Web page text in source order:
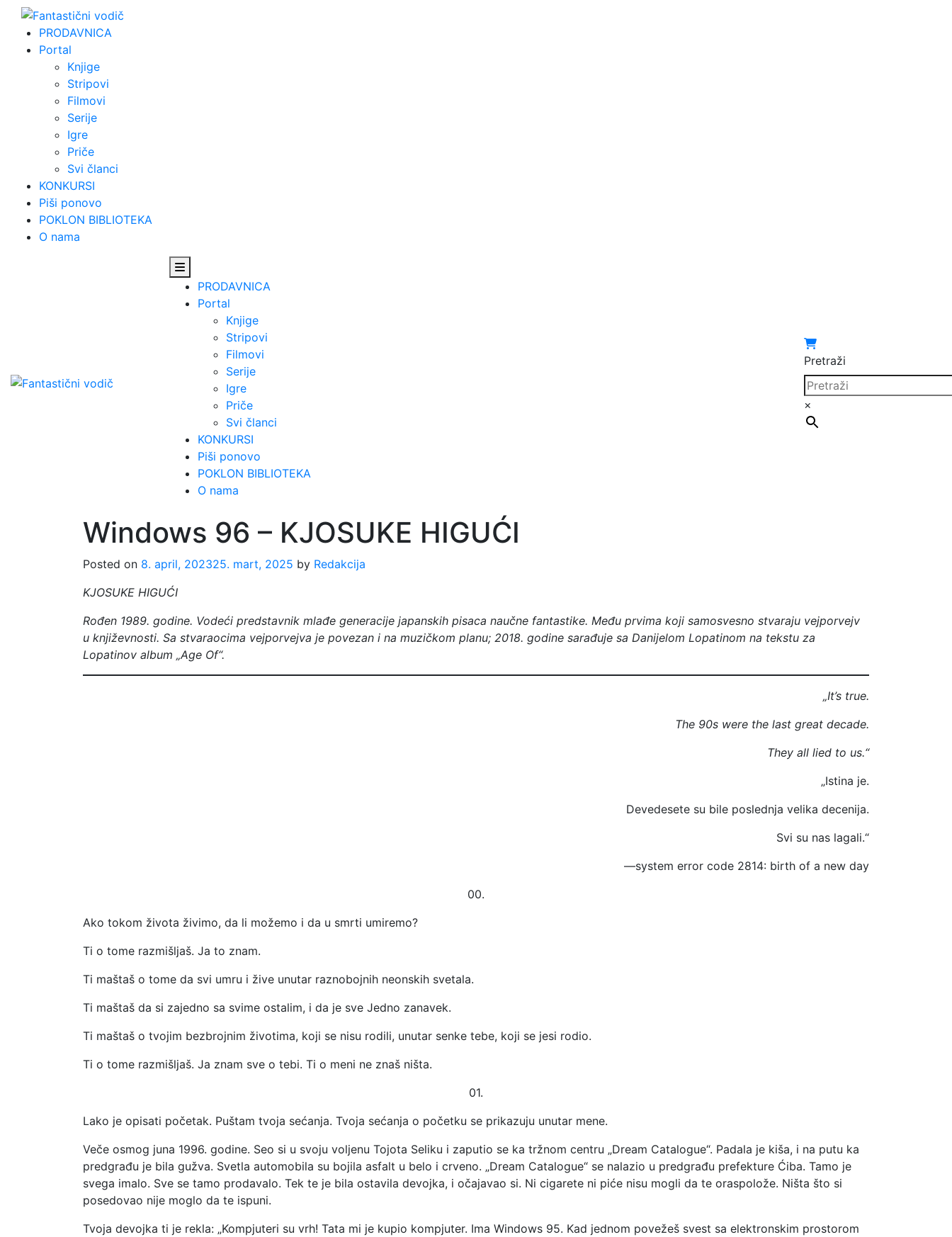
Skip
content
PRODAVNICA
Portal
Knjige
Stripovi
Filmovi
Serije
Igre
Priče
Svi članci
KONKURSI
Piši ponovo
POKLON BIBLIOTEKA
O nama
PRODAVNICA
Portal
Knjige
Stripovi
Filmovi
Serije
Igre
Priče
Svi članci
KONKURSI
Piši ponovo
POKLON BIBLIOTEKA
O nama
Pretraži
×
Windows 96 – KJOSUKE HIGUĆI
Posted on 8. april, 202325. mart, 2025 by Redakcija
KJOSUKE HIGUĆI
Rođen 1989. godine. Vodeći predstavnik mlađe generacije japanskih pisaca naučne fantastike. Među prvima koji samosvesno stvaraju vejporvejv
u književnosti. Sa stvaraocima vejporvejva je povezan i na muzičkom planu; 2018. godine sarađuje sa Danijelom Lopatinom na tekstu za
Lopatinov album „Age Of“.
„It’s true.
The 90s were the last great decade.
They all lied to us.“
„Istina je.
Devedesete su bile poslednja velika decenija.
Svi su nas lagali.“
—system error code 2814: birth of a new day
00.
Ako tokom života živimo, da li možemo i da u smrti umiremo?
Ti o tome razmišljaš. Ja to znam.
Ti maštaš o tome da svi umru i žive unutar raznobojnih neonskih svetala.
Ti maštaš da si zajedno sa svime ostalim, i da je sve Jedno zanavek.
Ti maštaš o tvojim bezbrojnim životima, koji se nisu rodili, unutar senke tebe, koji se jesi rodio.
Ti o tome razmišljaš. Ja znam sve o tebi. Ti o meni ne znaš ništa.
01.
Lako je opisati početak. Puštam tvoja sećanja. Tvoja sećanja o početku se prikazuju unutar mene.
Veče osmog juna 1996. godine. Seo si u svoju voljenu Tojota Seliku i zaputio se ka tržnom centru „Dream Catalogue“. Padala je kiša, i na putu ka
predgrađu je bila gužva. Svetla automobila su bojila asfalt u belo i crveno. „Dream Catalogue“ se nalazio u predgrađu prefekture Ćiba. Tamo je
svega imalo. Sve se tamo prodavalo. Tek te je bila ostavila devojka, i očajavao si. Ni cigarete ni piće nisu mogli da te oraspolože. Ništa što si
posedovao nije moglo da te ispuni.
Tvoja devojka ti je rekla: „Kompjuteri su vrh! Tata mi je kupio kompjuter. Ima Windows 95. Kad jednom povežeš svest sa elektronskim prostorom